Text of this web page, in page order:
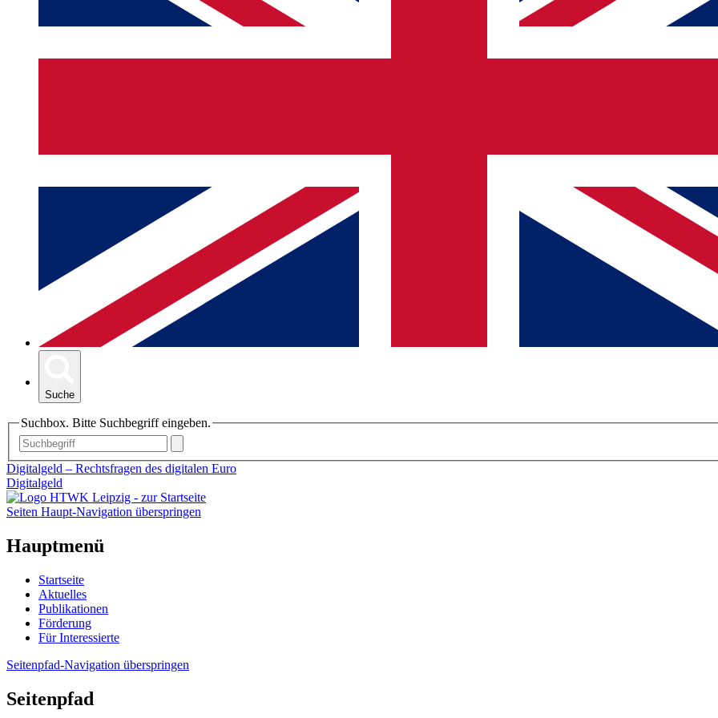
Suche
Suchbox. Bitte Suchbegriff eingeben.
Digitalgeld – Rechtsfragen des digitalen Euro
Digitalgeld
Seiten Haupt-Navigation überspringen
Hauptmenü
Startseite
Aktuelles
Publikationen
Förderung
Für Interessierte
Seitenpfad-Navigation überspringen
Seitenpfad